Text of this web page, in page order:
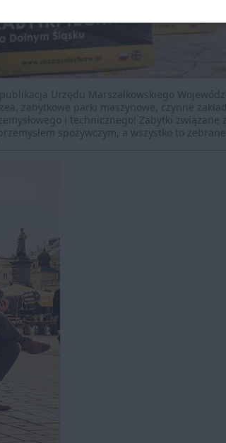
Urzędu Marszałkowskiego
zabytkowe parki maszynowe, czynne
i technicznego! Zabytki
spożywczym, a wszystko to